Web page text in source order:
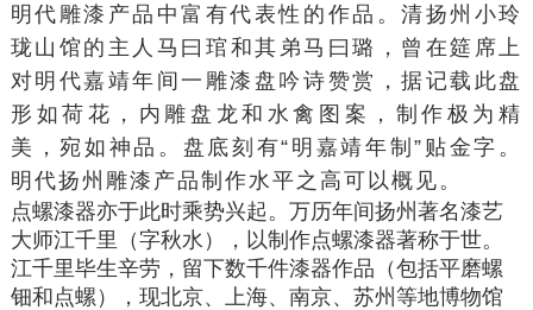
明代雕漆产品中富有代表性的作品。清扬州小玲
珑山馆的主人 马曰琯 和其弟马曰璐，曾在筵席上
对明代嘉靖年间一雕漆盘吟诗赞赏，据记载此盘
形如荷花，内雕盘龙和水禽图案，制作极为精
美，宛如神品。盘底刻有“明嘉靖年制”贴金字。
明代扬州雕漆产品制作水平之高可以概见。
点螺漆器亦于此时乘势兴起。万历年间扬州著名漆艺
大师江千里 （字秋水），以制作点螺漆器著称于世。
江千里毕生辛劳，留下数千件漆器作品（包括平磨螺
钿和点螺），现北京、上海、南京、苏州等地博物馆